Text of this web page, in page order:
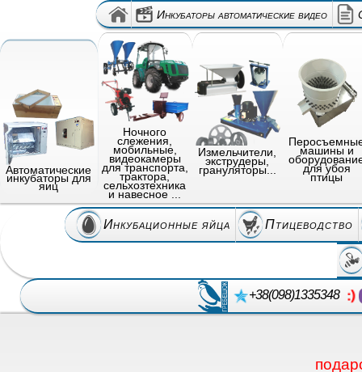
Инкубаторы автоматические видео
Автоматические
инкубаторы для
яиц
Ночного
слежения,
мобильные,
видеокамеры
для транспорта,
трактора,
сельхозтехника
и навесное ...
Измельчители,
экструдеры,
грануляторы...
машины и
для убоя
птицы
Инкубационные яйца Птицеводство
+38(098)1335348